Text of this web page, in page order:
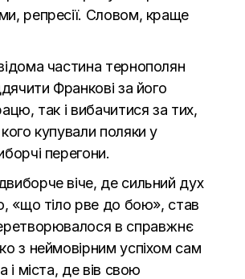
репресії. Словом, краще
частина тернополян
Франкові за його
так і вибачитися за тих,
купували поляки у
перегони.
віче, де сильний дух
«що тіло рве до бою», став
в справжнє
з неймовірним успіхом сам
і міста, де вів свою